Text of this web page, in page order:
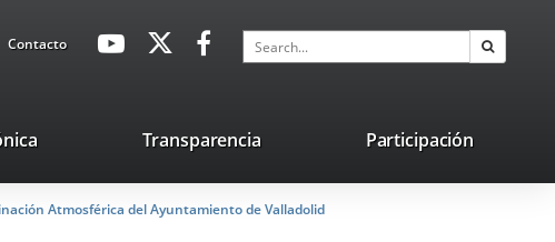
ContactoavaHeaderSocial
Link
Link
application.
application.
Search
Link
external
application.
Transparencia Participación
Atmosférica del Ayuntamiento de Valladolid